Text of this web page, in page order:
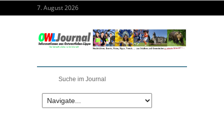
7. August 2026